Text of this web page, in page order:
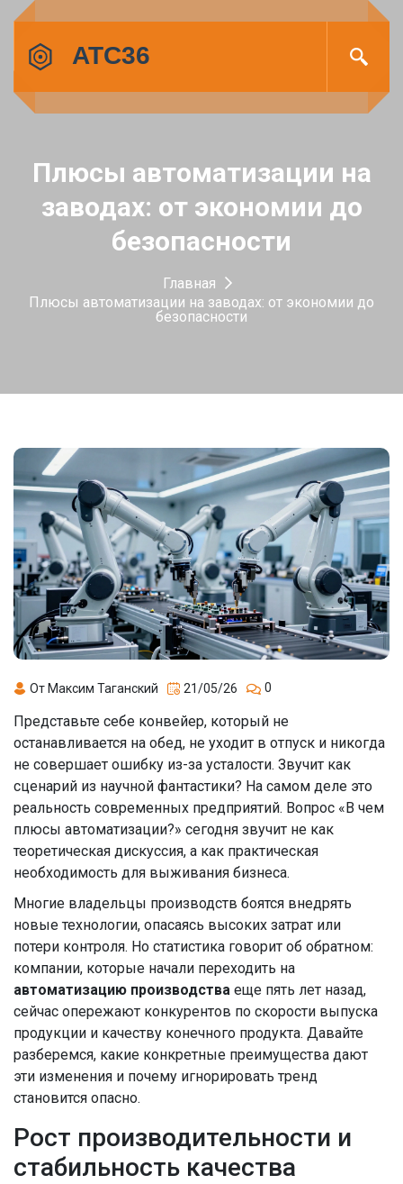
Плюсы автоматизации на
заводах: от экономии до
безопасности
Главная
Плюсы автоматизации на заводах: от экономии до
безопасности
От Максим Таганский 21/05/26 0
Представьте себе конвейер, который не
останавливается на обед, не уходит в отпуск и никогда
не совершает ошибку из-за усталости. Звучит как
сценарий из научной фантастики? На самом деле это
реальность современных предприятий. Вопрос «В чем
плюсы автоматизации?» сегодня звучит не как
теоретическая дискуссия, а как практическая
необходимость для выживания бизнеса.
Многие владельцы производств боятся внедрять
новые технологии, опасаясь высоких затрат или
потери контроля. Но статистика говорит об обратном:
компании, которые начали переходить на
автоматизацию производства еще пять лет назад,
сейчас опережают конкурентов по скорости выпуска
продукции и качеству конечного продукта. Давайте
разберемся, какие конкретные преимущества дают
эти изменения и почему игнорировать тренд
становится опасно.
Рост производительности и
стабильность качества